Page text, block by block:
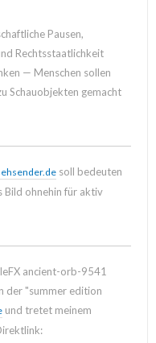
Pausen,
Rechtsstaatlichkeit
— Menschen sollen
Schauobjekten gemacht
soll bedeuten
Bild ohnehin für aktiv
ancient-orb-9541
der "summer edition
und tretet meinem